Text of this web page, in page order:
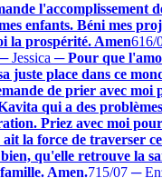
l'accomplissement
enfants. Béni mes
la prospérité. Amen616/
Jessica ─ Pour que
juste place dans ce
de prier avec moi
qui a des
Priez avec moi
la force de traverser
qu'elle retrouve la
Amen.715/07 ─